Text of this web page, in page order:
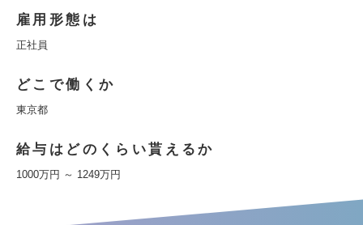
雇用形態は
正社員
どこで働くか
東京都
給与はどのくらい貰えるか
1000万円 ～ 1249万円